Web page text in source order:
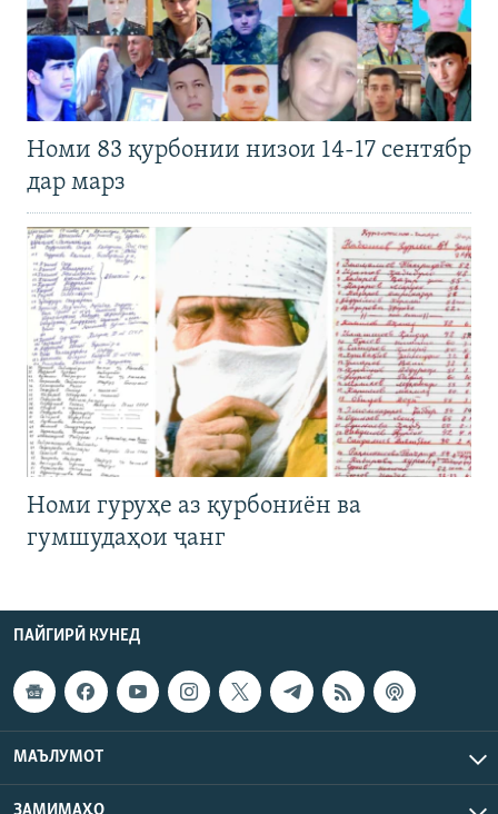
Номи 83 қурбонии низои 14-17 сентябр
дар марз
Номи гуруҳе аз қурбониён ва
гумшудаҳои ҷанг
ПАЙГИРӢ КУНЕД
МАЪЛУМОТ